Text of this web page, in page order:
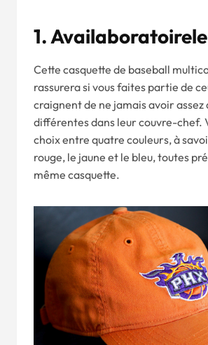
1.AVAiLaboratoireL
Cette casquette de baseball
rassurera si vous faites partie de
craignent de ne jamais avoir assez
différentes dans leur couvre-chef.
choix entre quatre couleurs, à
rouge, le jaune et le bleu, toutes
même casquette.